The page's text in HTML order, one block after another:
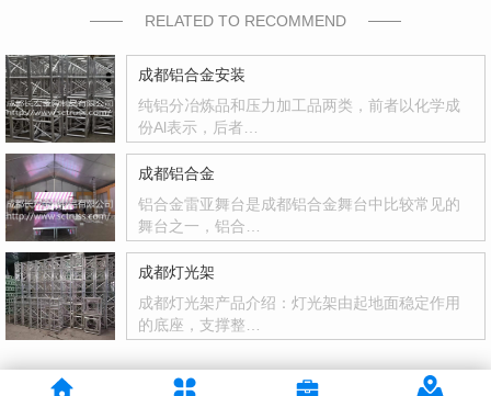
RELATED TO RECOMMEND
成都铝合金安装
纯铝分冶炼品和压力加工品两类，前者以化学成
份Al表示，后者…
成都铝合金
铝合金雷亚舞台是成都铝合金舞台中比较常见的
舞台之一，铝合…
成都灯光架
成都灯光架产品介绍：灯光架由起地面稳定作用
的底座，支撑整…